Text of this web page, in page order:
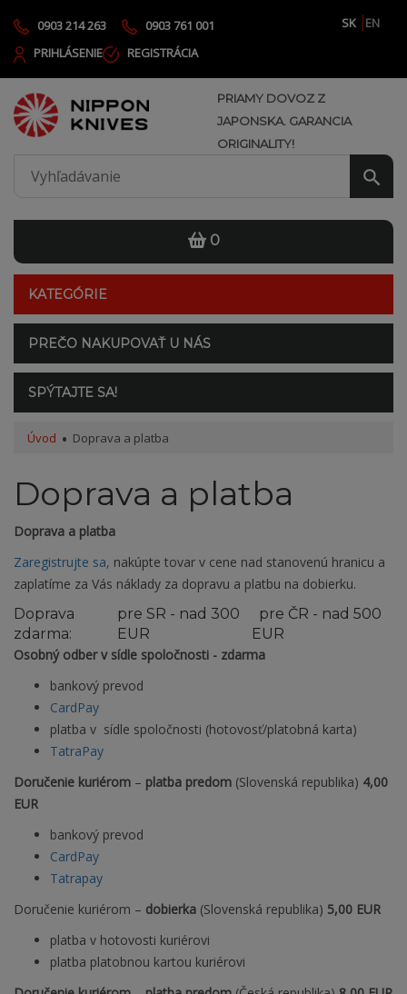
0903 214 263 0903 761 001 SK
EN
PRIHLÁSENIE
REGISTRÁCIA
PRIAMY DOVOZ Z
JAPONSKA. GARANCIA
ORIGINALITY!
0
KATEGÓRIE
PREČO NAKUPOVAŤ U NÁS
SPÝTAJTE SA!
Úvod Doprava a platba
Doprava a platba
Doprava a platba
Zaregistrujte sa, nakúpte tovar v cene nad stanovenú hranicu a
zaplatíme za Vás náklady za dopravu a platbu na dobierku.
Doprava
zdarma:
pre SR - nad 300
EUR
pre ČR - nad 500
EUR
Osobný odber v sídle spoločnosti - zdarma
bankový prevod
CardPay
platba v sídle spoločnosti (hotovosť/platobná karta)
TatraPay
Doručenie kuriérom – platba predom (Slovenská republika) 4,00
EUR
bankový prevod
CardPay
Tatrapay
Doručenie kuriérom – dobierka (Slovenská republika) 5,00 EUR
platba v hotovosti kuriérovi
platba platobnou kartou kuriérovi